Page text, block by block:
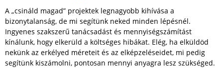
A „csináld magad” projektek legnagyobb kihívása a
bizonytalanság, de mi segítünk neked minden lépésnél.
Ingyenes szakszerű tanácsadást és mennyiségszámítást
kínálunk, hogy elkerüld a költséges hibákat. Elég, ha elküldöd
nekünk az erkélyed méreteit és az elképzeléseidet, mi pedig
segítünk kiszámolni, pontosan mennyi anyagra lesz szükséged.